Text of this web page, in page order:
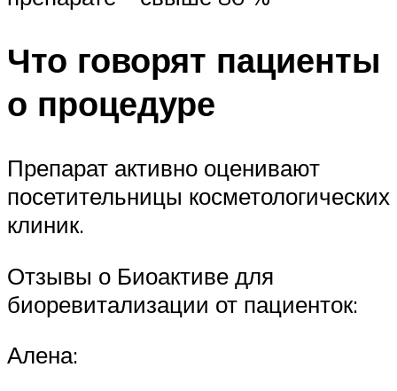
Что говорят пациенты
о процедуре
Препарат активно оценивают
посетительницы косметологических
клиник.
Отзывы о Биоактиве для
биоревитализации от пациенток:
Алена: